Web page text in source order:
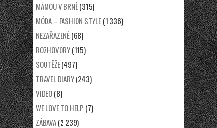
MÁMOU V BRNĚ(315)
MÓDA – FASHION STYLE(1 336)
NEZAŘAZENÉ(68)
ROZHOVORY(115)
SOUTĚŽE(497)
TRAVEL DIARY(243)
VIDEO(8)
WE LOVE TO HELP (7)
ZÁBAVA(2 239)